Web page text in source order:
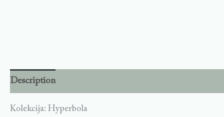
Description
Kolekcija: Hyperbola